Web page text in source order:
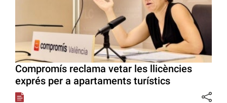
Compromís reclama vetar les llicències
exprés per a apartaments turístics